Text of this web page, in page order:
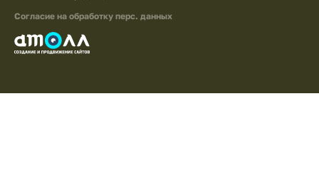
Согласие на обработку перс. данных